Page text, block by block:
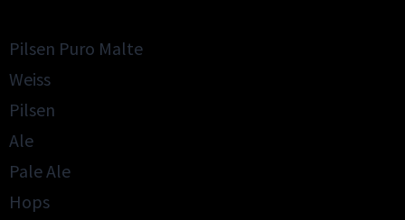
Pilsen Puro Malte
Weiss
Pilsen
Ale
Pale Ale
Hops